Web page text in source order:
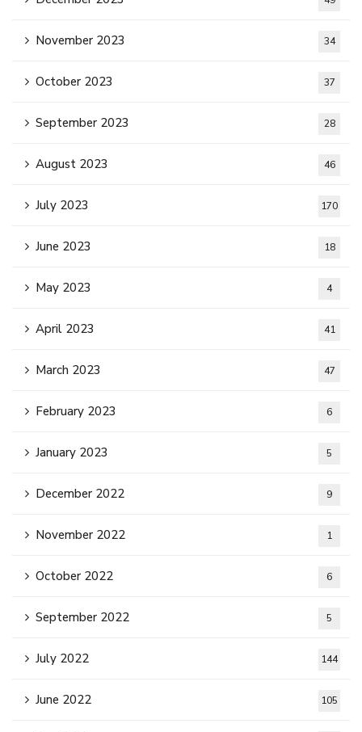
November 2023 34
October 2023 37
September 2023 28
August 2023 46
July 2023 170
June 2023 18
May 2023 4
April 2023 41
March 2023 47
February 2023 6
January 2023 5
December 2022 9
November 2022 1
October 2022 6
September 2022 5
July 2022 144
June 2022 105